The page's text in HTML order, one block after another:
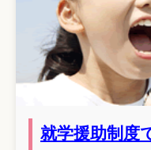
就学援助制度